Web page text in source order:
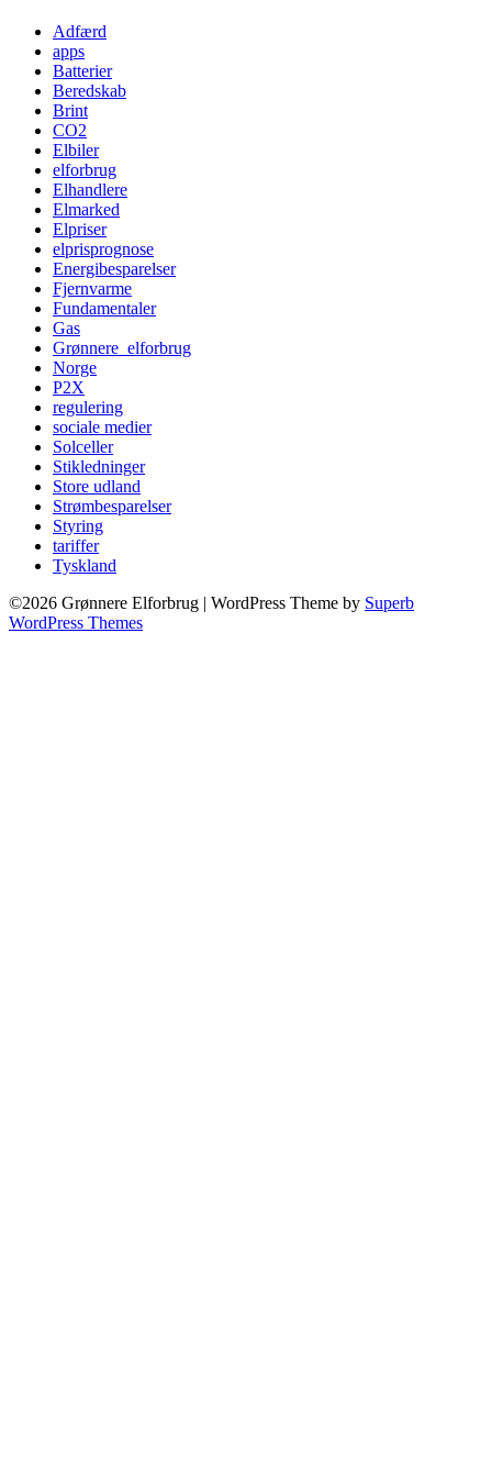
Adfærd
apps
Batterier
Beredskab
Brint
CO2
Elbiler
elforbrug
Elhandlere
Elmarked
Elpriser
elprisprognose
Energibesparelser
Fjernvarme
Fundamentaler
Gas
Grønnere_elforbrug
Norge
P2X
regulering
sociale medier
Solceller
Stikledninger
Store udland
Strømbesparelser
Styring
tariffer
Tyskland
©2026 Grønnere Elforbrug | WordPress Theme by Superb
WordPress Themes